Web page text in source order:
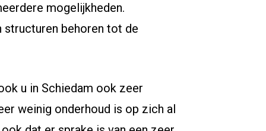
mogelijkheden.
structuren behoren tot de
u in Schiedam ook zeer
weinig onderhoud is op zich al